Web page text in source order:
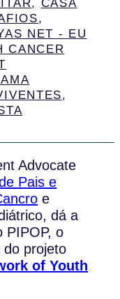
, CASA
,
NET - EU
CANCER
,
Advocate
Pais e
e
dá a
PIPOP, o
do projeto
of Youth